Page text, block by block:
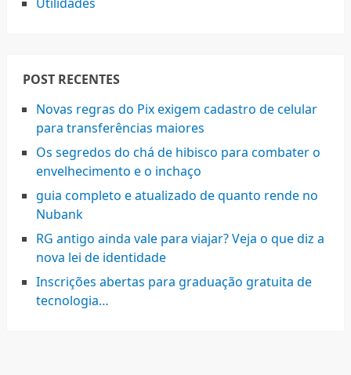
POST RECENTES
Novas regras do Pix exigem cadastro de celular
para transferências maiores
Os segredos do chá de hibisco para combater o
envelhecimento e o inchaço
guia completo e atualizado de quanto rende no
Nubank
RG antigo ainda vale para viajar? Veja o que diz a
nova lei de identidade
Inscrições abertas para graduação gratuita de
tecnologia…